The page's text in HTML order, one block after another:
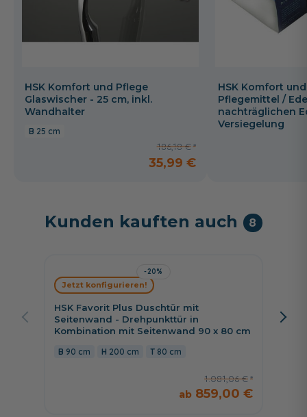
HSK Komfort und Pflege
Glaswischer - 25 cm, inkl.
Wandhalter
25 cm
186,18 €
35,99 €
HSK Komfort
Pflegemittel /
nachträglichen
Versiegelung
Kunden kauften auch 8
-20%
HSK Favorit Plus Duschtür mit
Seitenwand - Drehpunkttür in
Kombination mit Seitenwand 90 x 80 cm
90 cm 200 cm 80 cm
1.081,06 €
859,00 €
Jetzt konfigurieren!